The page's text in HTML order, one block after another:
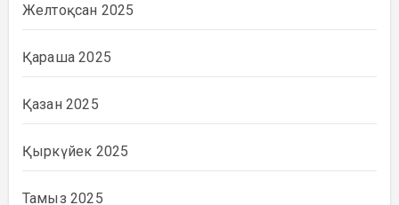
Желтоқсан 2025
Қараша 2025
Қазан 2025
Қыркүйек 2025
Тамыз 2025